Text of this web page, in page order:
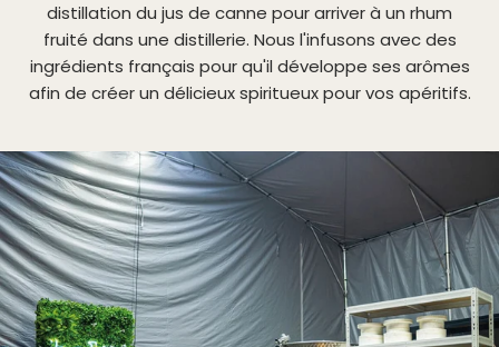
distillation du jus de canne pour arriver à un rhum
fruité dans une distillerie. Nous l'infusons avec des
ingrédients français pour qu'il développe ses arômes
afin de créer un délicieux spiritueux pour vos apéritifs.